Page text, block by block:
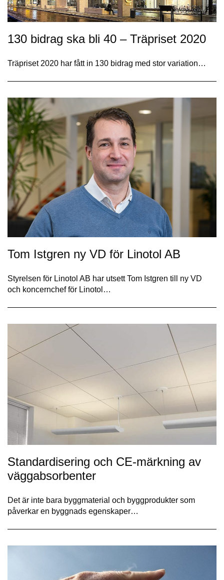
130 bidrag ska bli 40 – Träpriset 2020
Träpriset 2020 har fått in 130 bidrag med stor variation…
Tom Istgren ny VD för Linotol AB
Styrelsen för Linotol AB har utsett Tom Istgren till ny VD
och koncernchef för Linotol…
Standardisering och CE-märkning av
väggabsorbenter
Det är inte bara byggmaterial och byggprodukter som
påverkar en byggnads egenskaper…